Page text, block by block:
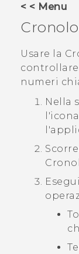
ASSISTENZA
Accessori e
Accesso
< < Menu
Usare la
controllare
numeri
Nella